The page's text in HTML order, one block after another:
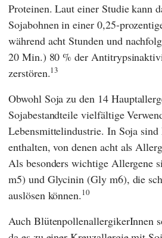
Proteinen. Laut einer Studie kann
Sojabohnen in einer 0,25-
während acht Stunden und
20 Min.) 80 % der
zerstören.13
Obwohl Soja zu den 14
Sojabestandteile vielfältige
Lebensmittelindustrie. In Soja sind
enthalten, von denen acht als
Als besonders wichtige Allergene
m5) und Glycinin (Gly m6), die
auslösen können.10
Auch BlütenpollenallergikerInnen